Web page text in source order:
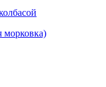
морковка)